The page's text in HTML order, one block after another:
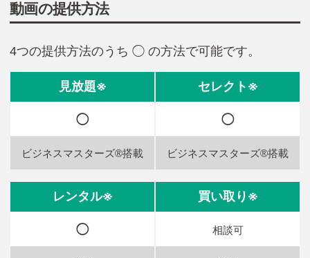
動画の提供方法
4つの提供方法のうち ◯ の方法で可能です。
◯ ◯
◯ 相談可